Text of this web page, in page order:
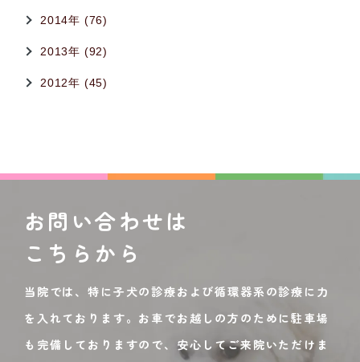
2014年 (76)
2013年 (92)
2012年 (45)
お問い合わせは
こちらから
当院では、特に子犬の診療および循環器系の診療に力
を入れております。お車でお越しの方のために駐車場
も完備しておりますので、安心してご来院いただけま